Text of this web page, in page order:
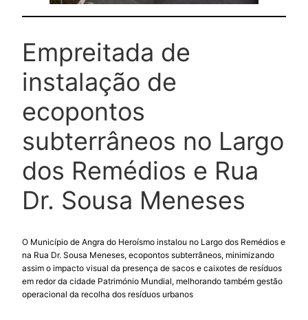
Empreitada de
instalação de
ecopontos
subterrâneos no Largo
dos Remédios e Rua
Dr. Sousa Meneses
O Município de Angra do Heroísmo instalou no Largo dos Remédios e
na Rua Dr. Sousa Meneses, ecopontos subterrâneos, minimizando
assim o impacto visual da presença de sacos e caixotes de resíduos
em redor da cidade Património Mundial, melhorando também gestão
operacional da recolha dos resíduos urbanos